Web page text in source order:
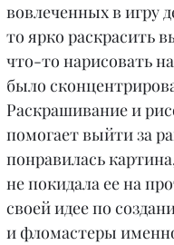
вовлеченных в игру
то ярко раскрасить
что-то нарисовать
было
Раскрашивание и
помогает выйти за
понравилась
не покидала ее на
своей идее по
и фломастеры